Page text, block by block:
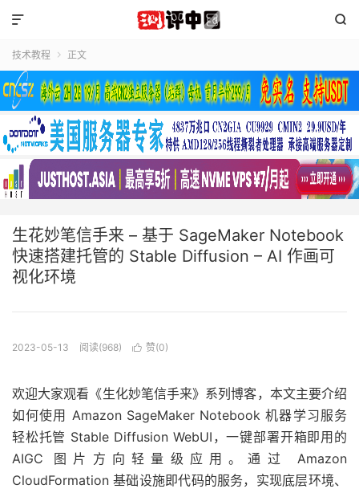


技术教程  正文
生花妙笔信手来 – 基于 SageMaker Notebook
快速搭建托管的 Stable Diffusion – AI 作画可
视化环境
2023-05-13 阅读(968)  赞(0)
欢迎大家观看《生化妙笔信手来》系列博客，本文主要介绍
如何使用 Amazon SageMaker Notebook 机器学习服务
轻松托管 Stable Diffusion WebUI，一键部署开箱即用的
AIGC 图片方向轻量级应用。通过 Amazon
CloudFormation 基础设施即代码的服务，实现底层环境、